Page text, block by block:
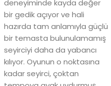
deneyiminde kayda değer
bir gedik açıyor ve hali
hazırda tam anlamıyla güçlü
bir temasta bulunulamamış
seyirciyi daha da yabancı
kılıyor. Oyunun o noktasına
kadar seyirci, çoktan